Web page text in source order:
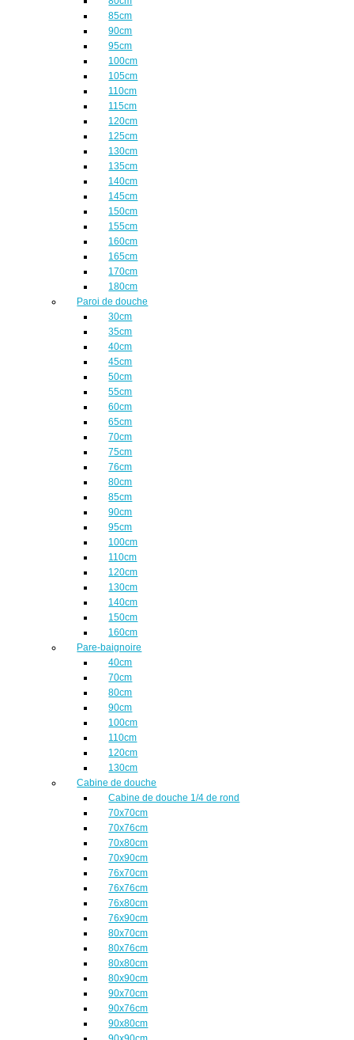
85cm
90cm
95cm
100cm
105cm
110cm
115cm
120cm
125cm
130cm
135cm
140cm
145cm
150cm
155cm
160cm
165cm
170cm
180cm
Paroi de douche
30cm
35cm
40cm
45cm
50cm
55cm
60cm
65cm
70cm
75cm
76cm
80cm
85cm
90cm
95cm
100cm
110cm
120cm
130cm
140cm
150cm
160cm
Pare-baignoire
40cm
70cm
80cm
90cm
100cm
110cm
120cm
130cm
Cabine de douche
Cabine de douche 1/4 de rond
70x70cm
70x76cm
70x80cm
70x90cm
76x70cm
76x76cm
76x80cm
76x90cm
80x70cm
80x76cm
80x80cm
80x90cm
90x70cm
90x76cm
90x80cm